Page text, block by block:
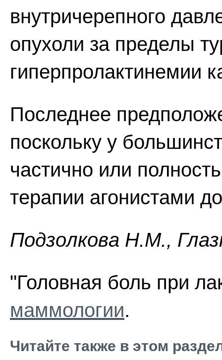
внутричерепного
опухоли за пределы
гиперпролактинемии
Последнее
поскольку у
частично или
терапии агонистами
Пoдзoлкoвa H.M.,
"Головная боль при
маммологии.
Читайте также в этом